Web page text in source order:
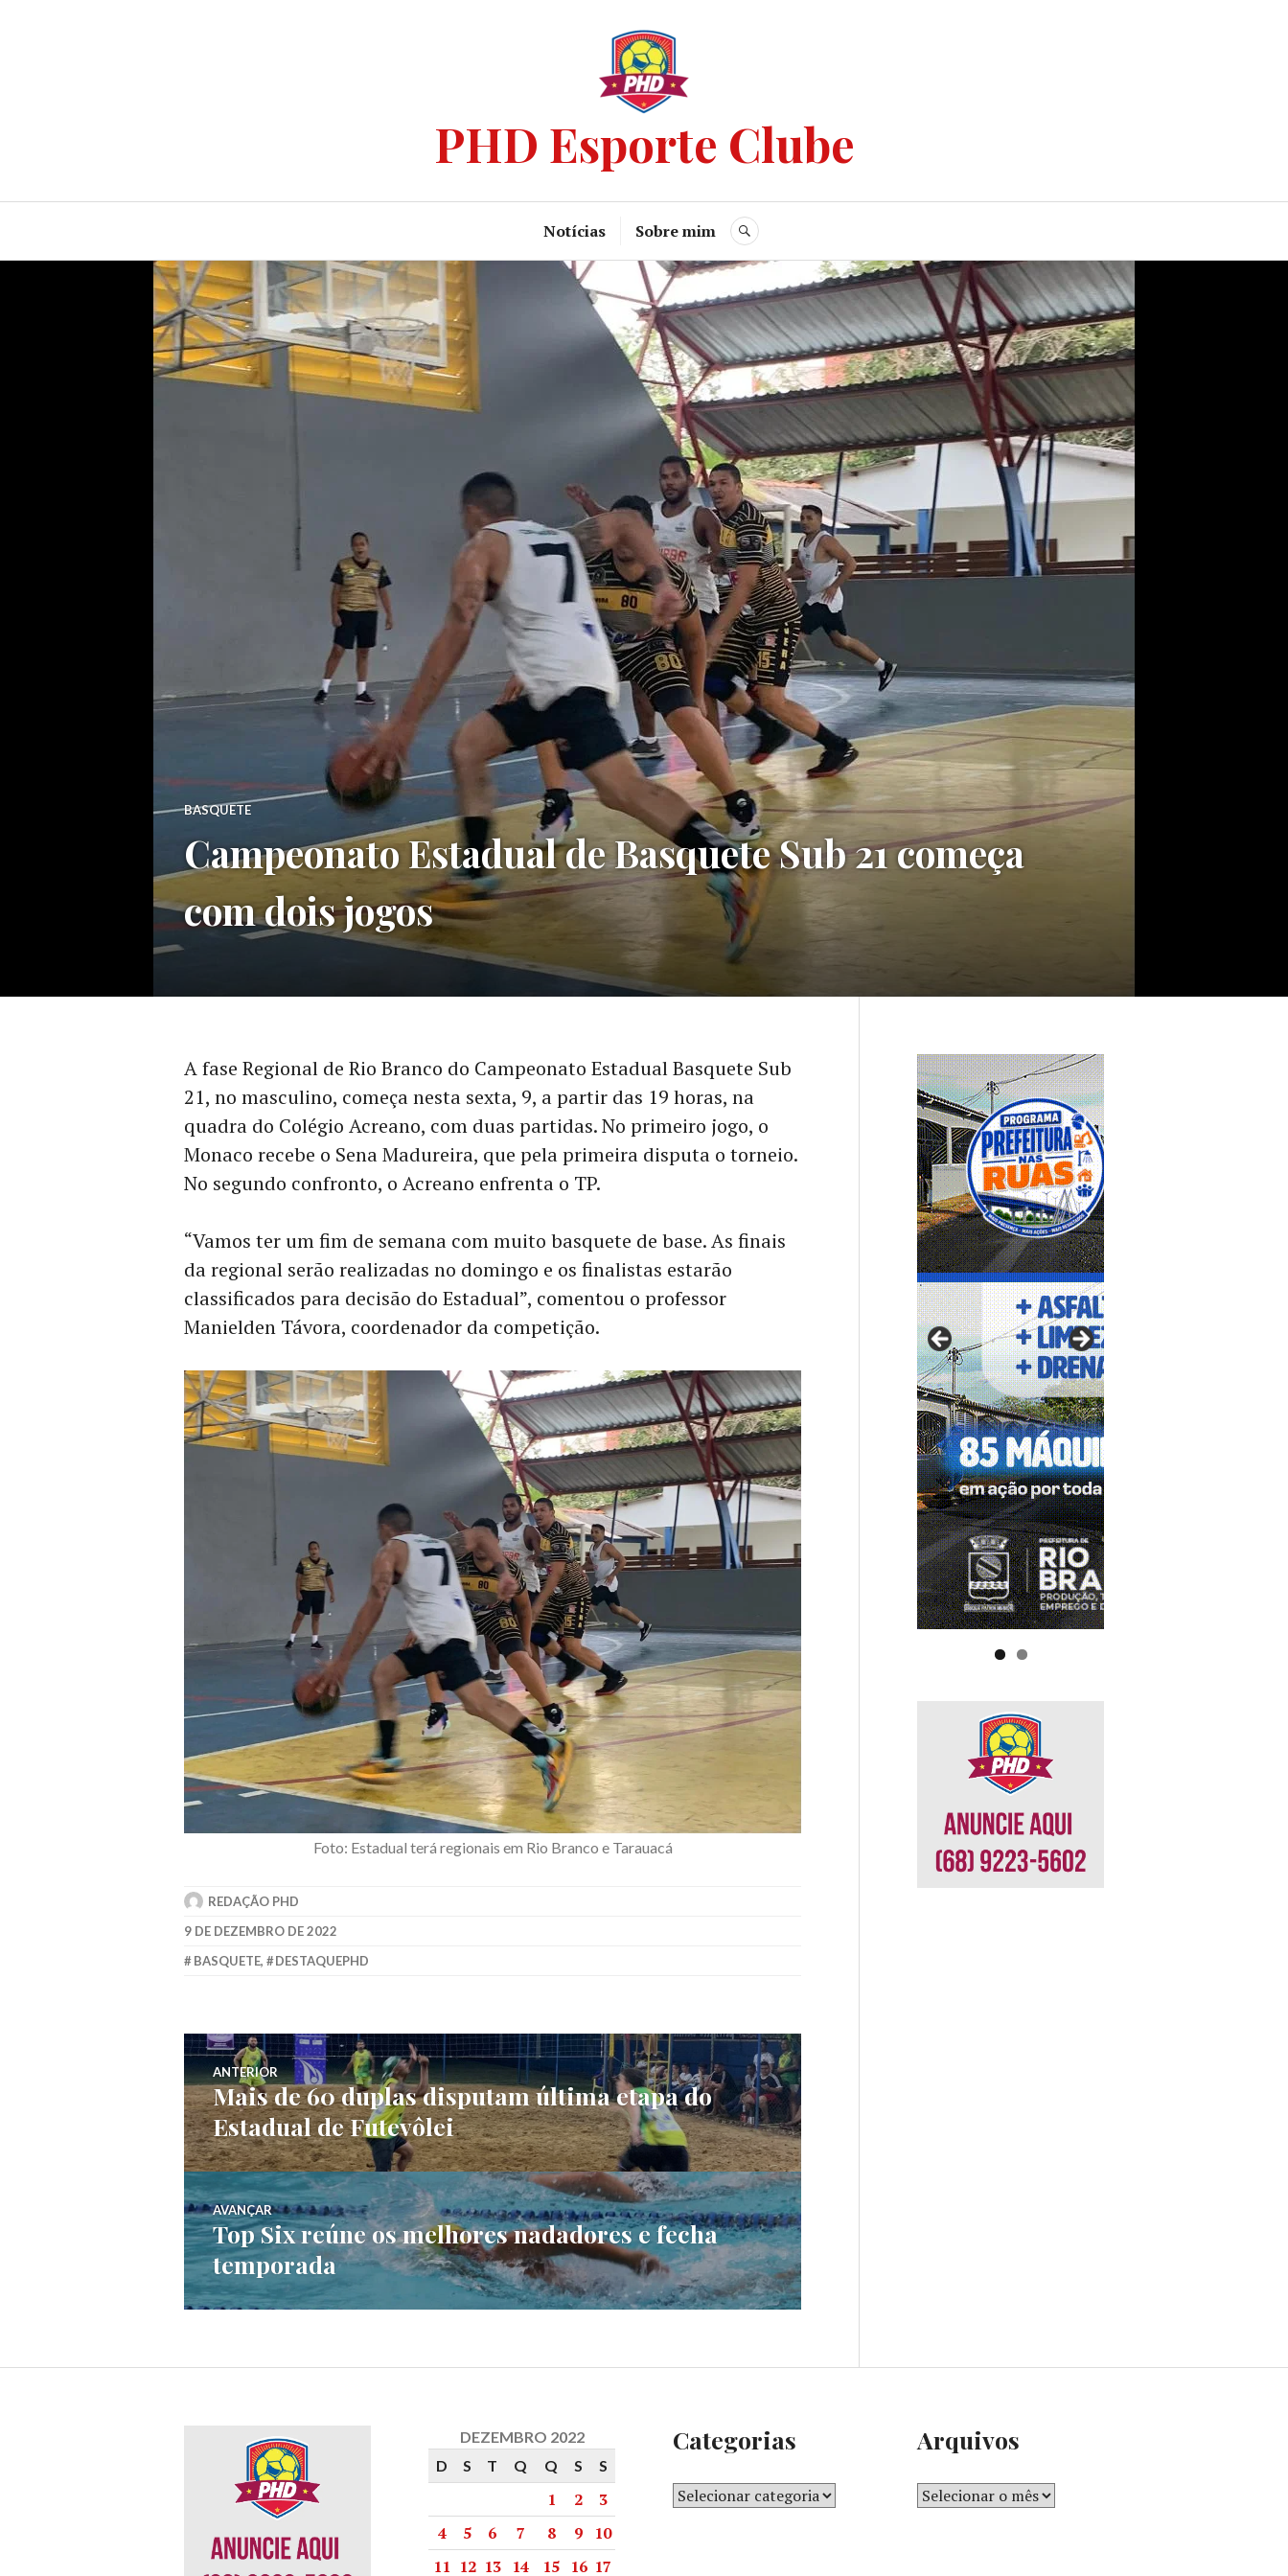
PHD Esporte Clube
Notícias Sobre mim
BASQUETE
Campeonato Estadual de Basquete Sub 21 começa
com dois jogos
A fase Regional de Rio Branco do Campeonato Estadual Basquete Sub
21, no masculino, começa nesta sexta, 9, a partir das 19 horas, na
quadra do Colégio Acreano, com duas partidas. No primeiro jogo, o
Monaco recebe o Sena Madureira, que pela primeira disputa o torneio.
No segundo confronto, o Acreano enfrenta o TP.
“Vamos ter um fim de semana com muito basquete de base. As finais
da regional serão realizadas no domingo e os finalistas estarão
classificados para decisão do Estadual”, comentou o professor
Manielden Távora, coordenador da competição.
Foto: Estadual terá regionais em Rio Branco e Tarauacá
REDAÇÃO PHD
9 DE DEZEMBRO DE 2022
BASQUETE, DESTAQUEPHD
ANTERIOR
Mais de 60 duplas disputam última etapa do
Estadual de Futevôlei
AVANÇAR
Top Six reúne os melhores nadadores e fecha
temporada
DEZEMBRO 2022
D
S T Q Q S S
1 2
3
4
5 6 7 8 9
10
11 12 13 14 15 16 17
Categorias Arquivos